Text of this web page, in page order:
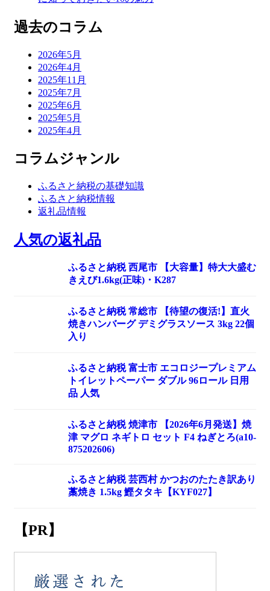
過去のコラム
2026年5月
2026年4月
2025年11月
2025年7月
2025年6月
2025年5月
2025年4月
コラムジャンル
ふるさと納税の基礎知識
ふるさと納税情報
返礼品情報
人気の返礼品
ふるさと納税 西尾市 【大容量】特大大盛む
きえび1.6kg(正味)・K287
ふるさと納税 常総市 【待望の復活!】直火
焼きハンバーグ デミグラスソース 3kg 22個
入り
ふるさと納税 富士市 エコロジープレミアム
トイレットペーパー ダブル 96ロール 日用
品 人気
ふるさと納税 焼津市 【2026年6月発送】焼
津 マグロ ネギトロ セット F4 ねぎとろ(a10-
875202606)
ふるさと納税 芸西村 かつおのたたき訳あり
藁焼き 1.5kg 鰹タタキ【KYF027】
【PR】